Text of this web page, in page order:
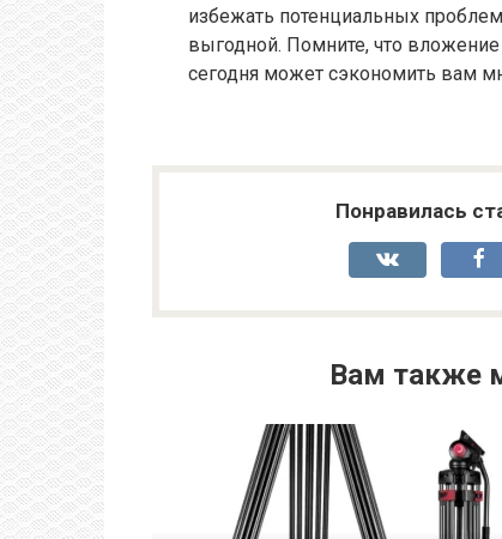
избежать потенциальных
выгодной. Помните, что
сегодня может сэкономить вам
Понравилась
Вам также